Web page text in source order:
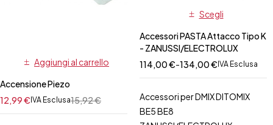
Aggiungi al carrello
Accensione Piezo
15,92€
12,99€IVA Esclusa
Scegli
Accessori PASTA Attacco Tipo K
- ZANUSSI/ELECTROLUX
114,00€-134,00€IVA Esclusa
Accessori per DMIX DITOMIX
BE5 BE8